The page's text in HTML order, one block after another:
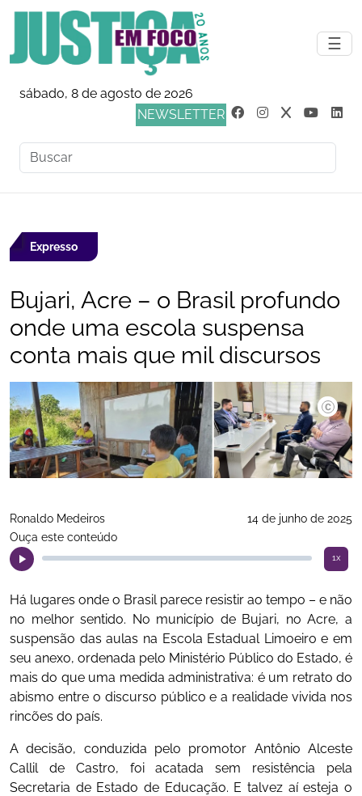
☰
sábado, 8 de agosto de 2026
NEWSLETTER
Expresso
Bujari, Acre – o Brasil profundo
onde uma escola suspensa
conta mais que mil discursos
Ronaldo Medeiros
14 de junho de 2025
Ouça este conteúdo
1x
Há lugares onde o Brasil parece resistir ao tempo – e não
no melhor sentido. No município de Bujari, no Acre, a
suspensão das aulas na Escola Estadual Limoeiro e em
seu anexo, ordenada pelo Ministério Público do Estado, é
mais do que uma medida administrativa: é um retrato do
abismo entre o discurso público e a realidade vivida nos
rincões do país.
A decisão, conduzida pelo promotor Antônio Alceste
Callil de Castro, foi acatada sem resistência pela
Secretaria de Estado de Educação. E talvez aí esteja o